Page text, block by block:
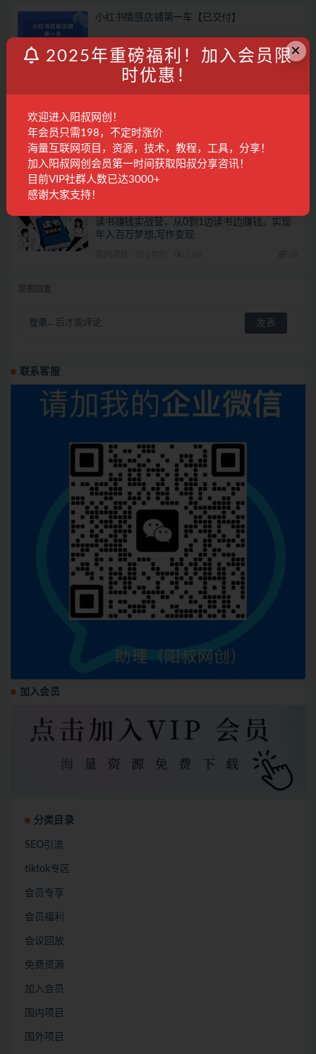
小红书情感店铺第一车【已交付】
阳叔担保 5月前 666
小红书商单第十一车【已交付】
阳叔担保
小红书涨粉变现120天特训营Pro版11.0：从0到
1掌握平台运营,内容制作和变现
精品课程
读书赚钱实战营，从0到1边读书边赚钱，实现
年入百万梦想,写作变现
登录... 后才能评论
联系客服
加入会员
分类目录
SEO引流
tiktok专区
会员专享
会员福利
会议回放
免费资源
加入会员
国内项目
国外项目
×
2025年重磅福利！加入会员限
时优惠！
欢迎进入阳叔网创！
年会员只需198，不定时涨价
海量互联网项目，资源，技术，教程，工具，分享！
加入阳叔网创会员第一时间获取阳叔分享咨讯！
目前VIP社群人数已达3000+
感谢大家支持！